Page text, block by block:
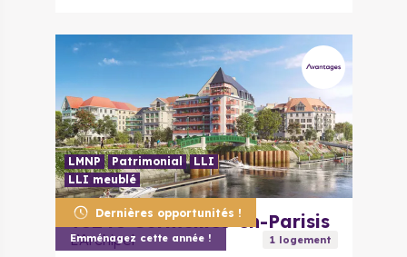
Dernières opportunités !
Emménagez cette année !
LMNP Patrimonial
LLI
LLI meublé
95240 Cormeilles-en-Parisis
L’Archipel 1logement